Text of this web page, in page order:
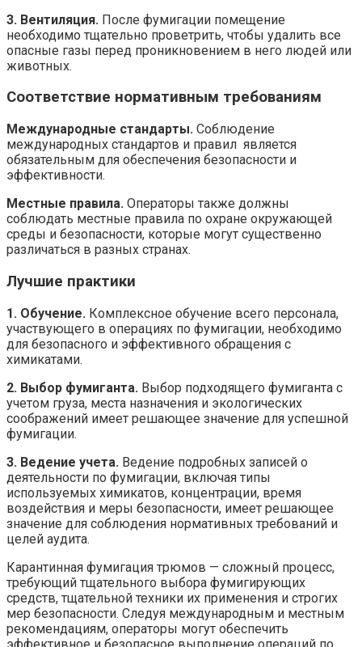
3. Вентиляция. После фумигации помещение
необходимо тщательно проветрить, чтобы удалить все
опасные газы перед проникновением в него людей или
животных.
Соответствие нормативным требованиям
Международные стандарты. Соблюдение
международных стандартов и правил является
обязательным для обеспечения безопасности и
эффективности.
Местные правила. Операторы также должны
соблюдать местные правила по охране окружающей
среды и безопасности, которые могут существенно
различаться в разных странах.
Лучшие практики
1. Обучение. Комплексное обучение всего персонала,
участвующего в операциях по фумигации, необходимо
для безопасного и эффективного обращения с
химикатами.
2. Выбор фумиганта. Выбор подходящего фумиганта с
учетом груза, места назначения и экологических
соображений имеет решающее значение для успешной
фумигации.
3. Ведение учета. Ведение подробных записей о
деятельности по фумигации, включая типы
используемых химикатов, концентрации, время
воздействия и меры безопасности, имеет решающее
значение для соблюдения нормативных требований и
целей аудита.
Карантинная фумигация трюмов — сложный процесс,
требующий тщательного выбора фумигирующих
средств, тщательной техники их применения и строгих
мер безопасности. Следуя международным и местным
рекомендациям, операторы могут обеспечить
эффективное и безопасное выполнение операций по